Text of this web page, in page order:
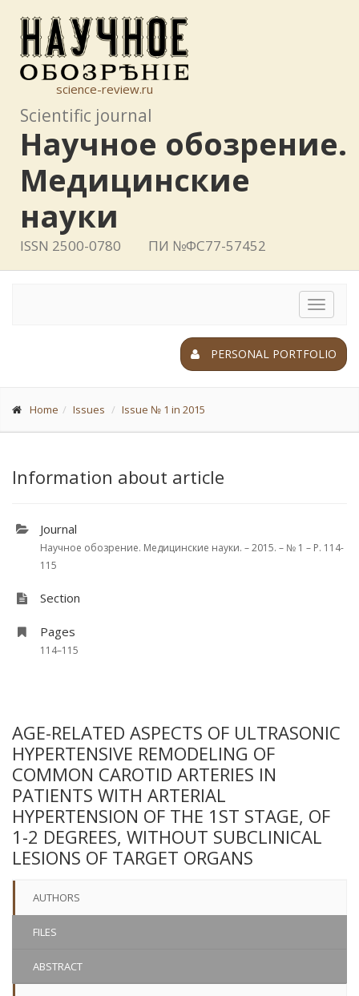
science-review.ru
Scientific journal
Научное обозрение.
Медицинские
науки
ISSN 2500-0780 ПИ №ФС77-57452
Toggle
PERSONAL PORTFOLIO
Home Issues Issue № 1 in 2015
Information about article
Journal
Научное обозрение. Медицинские науки. – 2015. – № 1 – P. 114-
115
Section
Pages
114–115
AGE-RELATED ASPECTS OF ULTRASONIC
HYPERTENSIVE REMODELING OF
COMMON CAROTID ARTERIES IN
PATIENTS WITH ARTERIAL
HYPERTENSION OF THE 1ST STAGE, OF
1-2 DEGREES, WITHOUT SUBCLINICAL
LESIONS OF TARGET ORGANS
AUTHORS
FILES
ABSTRACT